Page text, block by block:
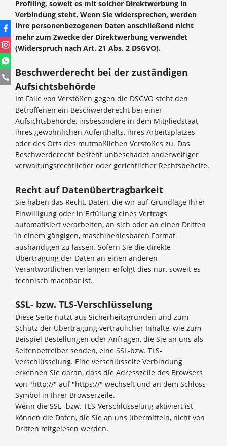
Profiling, soweit es mit solcher Direktwerbung in
Verbindung steht. Wenn Sie widersprechen, werden
Ihre personenbezogenen Daten anschließend nicht
mehr zum Zwecke der Direktwerbung verwendet
(Widerspruch nach Art. 21 Abs. 2 DSGVO).
Beschwerderecht bei der zuständigen
Aufsichtsbehörde
Im Falle von Verstößen gegen die DSGVO steht den
Betroffenen ein Beschwerderecht bei einer
Aufsichtsbehörde, insbesondere in dem Mitgliedstaat
ihres gewöhnlichen Aufenthalts, ihres Arbeitsplatzes
oder des Orts des mutmaßlichen Verstoßes zu. Das
Beschwerderecht besteht unbeschadet anderweitiger
verwaltungsrechtlicher oder gerichtlicher Rechtsbehelfe.
Recht auf Datenübertragbarkeit
Sie haben das Recht, Daten, die wir auf Grundlage Ihrer
Einwilligung oder in Erfüllung eines Vertrags
automatisiert verarbeiten, an sich oder an einen Dritten
in einem gängigen, maschinenlesbaren Format
aushändigen zu lassen. Sofern Sie die direkte
Übertragung der Daten an einen anderen
Verantwortlichen verlangen, erfolgt dies nur, soweit es
technisch machbar ist.
SSL- bzw. TLS-Verschlüsselung
Diese Seite nutzt aus Sicherheitsgründen und zum
Schutz der Übertragung vertraulicher Inhalte, wie zum
Beispiel Bestellungen oder Anfragen, die Sie an uns als
Seitenbetreiber senden, eine SSL-bzw. TLS-
Verschlüsselung. Eine verschlüsselte Verbindung
erkennen Sie daran, dass die Adresszeile des Browsers
von "http://" auf "https://" wechselt und an dem Schloss-
Symbol in Ihrer Browserzeile.
Wenn die SSL- bzw. TLS-Verschlüsselung aktiviert ist,
können die Daten, die Sie an uns übermitteln, nicht von
Dritten mitgelesen werden.